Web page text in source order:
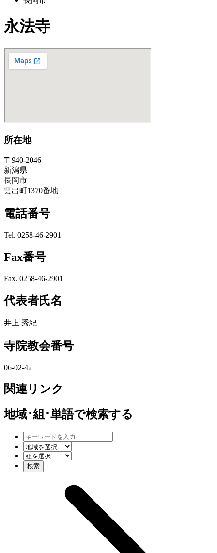
永法寺
所在地
〒940-2046
新潟県
長岡市
雲出町1370番地
電話番号
Tel. 0258-46-2901
Fax番号
Fax. 0258-46-2901
代表者氏名
井上 秀紀
寺院教会番号
06-02-42
関連リンク
地域･組･単語で検索する